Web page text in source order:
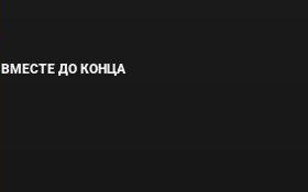
ВМЕСТЕ ДО КОНЦА